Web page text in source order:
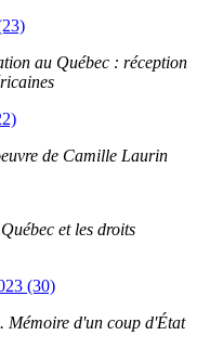
au Québec : réception
de Camille Laurin
et les droits
(30)
Mémoire d'un coup d'État